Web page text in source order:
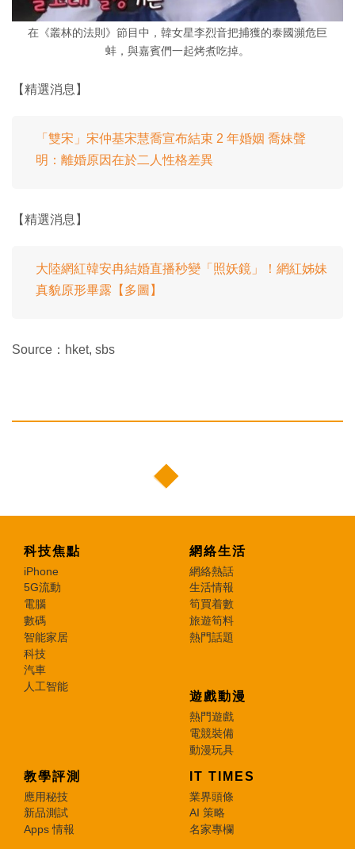
在《叢林的法則》節目中，韓女星李烈音把捕獲的泰國瀕危巨
蚌，與嘉賓們一起烤煮吃掉。
【精選消息】
「雙宋」宋仲基宋慧喬宣布結束 2 年婚姻 喬妹聲
明：離婚原因在於二人性格差異
【精選消息】
大陸網紅韓安冉結婚直播秒變「照妖鏡」！網紅姊妹
真貌原形畢露【多圖】
Source：hket, sbs
科技焦點
iPhone
5G流動
電腦
數碼
智能家居
科技
汽車
人工智能
網絡生活
網絡熱話
生活情報
筍買着數
旅遊筍料
熱門話題
遊戲動漫
熱門遊戲
電競裝備
動漫玩具
教學評測
應用秘技
新品測試
Apps 情報
IT TIMES
業界頭條
AI 策略
名家專欄